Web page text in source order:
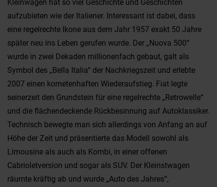
Kleinwagen hat so viel Geschichte und Geschichten
aufzubieten wie der Italiener. Interessant ist dabei, dass
eine regelrechte Ikone aus dem Jahr 1957 exakt 50 Jahre
später neu ins Leben gerufen wurde. Der „Nuova 500“
wurde in zwei Dekaden millionenfach gebaut, galt als
Symbol des „Bella Italia“ der Nachkriegszeit und erlebte
2007 einen kometenhaften Wiederaufstieg. Fiat legte
seinerzeit den Grundstein für eine regelrechte „Retrowelle“
und die flächendeckende Rückbesinnung auf Autoklassiker.
Technisch bewegte man sich allerdings von Anfang an auf
Höhe der Zeit und präsentierte das Modell sowohl als
Limousine als auch als Kombi, in einer offenen
Cabrioletversion und sogar als SUV. Der Kleinstwagen
räumte kräftig ab und wurde „Auto des Jahres“,